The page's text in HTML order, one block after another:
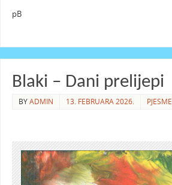
pB
Blaki – Dani prelijepi
BYADMIN 13. FEBRUARA 2026. PJESME